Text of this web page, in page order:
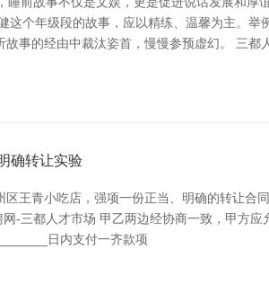
这个年级段的故事，应以精练、温馨为主。
事的经由中裁汰姿首，慢慢参预虚幻。 三
确转让实验
王青小吃店，强项一份正当、明确的转让
-三都人才市场 甲乙两边经协商一致，甲方
日内支付一齐款项